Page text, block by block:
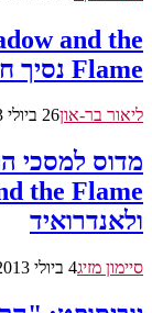
and the
Flame נסיך חדש נולד!
ליאור בר-און26 ביולי 2013
ולאנדרואיד
סיימון מזיג4 ביולי 2013